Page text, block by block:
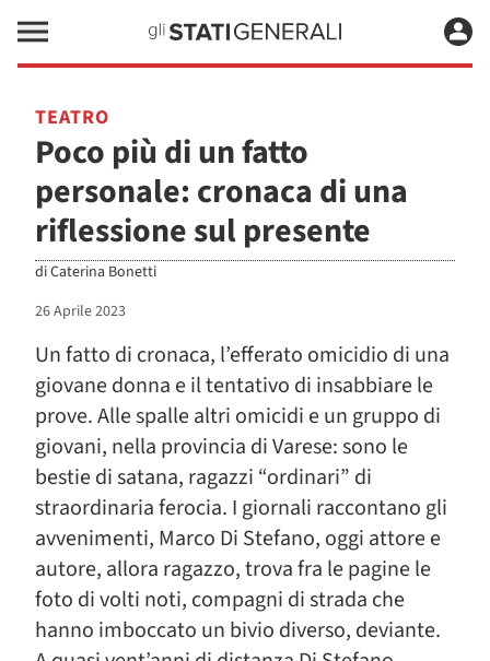
TEATRO
Poco più di un fatto
personale: cronaca di una
riflessione sul presente
diCaterina Bonetti
26 Aprile 2023
Un fatto di cronaca, l’efferato omicidio di una
giovane donna e il tentativo di insabbiare le
prove. Alle spalle altri omicidi e un gruppo di
giovani, nella provincia di Varese: sono le
bestie di satana, ragazzi “ordinari” di
straordinaria ferocia. I giornali raccontano gli
avvenimenti, Marco Di Stefano, oggi attore e
autore, allora ragazzo, trova fra le pagine le
foto di volti noti, compagni di strada che
hanno imboccato un bivio diverso, deviante.